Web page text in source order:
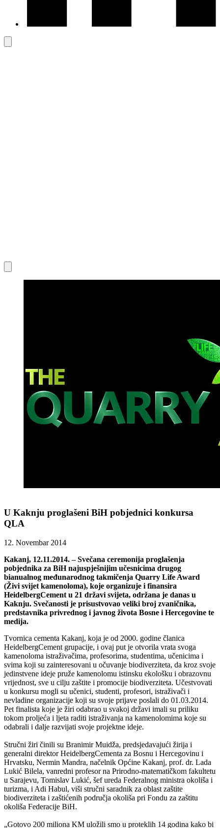
U Kaknju proglašeni BiH pobjednici konkursa
QLA
12. Novembar 2014
Kakanj, 12.11.2014. – Svečana ceremonija proglašenja
pobjednika za BiH najuspješnijim učesnicima drugog
bianualnog međunarodnog takmičenja Quarry Life Award
(Živi svijet kamenoloma), koje organizuje i finansira
HeidelbergCement u 21 državi svijeta, održana je danas u
Kaknju. Svečanosti je prisustvovao veliki broj zvaničnika,
predstavnika privrednog i javnog života Bosne i Hercegovine te
medija.
Tvornica cementa Kakanj, koja je od 2000. godine članica
HeidelbergCement grupacije, i ovaj put je otvorila vrata svoga
kamenoloma istraživačima, profesorima, studentima, učenicima i
svima koji su zainteresovani u očuvanje biodiverziteta, da kroz svoje
jedinstvene ideje pruže kamenolomu istinsku ekološku i obrazovnu
vrijednost, sve u cilju zaštite i promocije biodiverziteta. Učestvovati
u konkursu mogli su učenici, studenti, profesori, istraživači i
nevladine organizacije koji su svoje prijave poslali do 01.03.2014.
Pet finalista koje je žiri odabrao u svakoj državi imali su priliku
tokom proljeća i ljeta raditi istraživanja na kamenolomima koje su
odabrali i dalje razvijati svoje projektne ideje.
Stručni žiri činili su Branimir Muidža, predsjedavajući žirija i
generalni direktor HeidelbergCementa za Bosnu i Hercegovinu i
Hrvatsku, Nermin Mandra, načelnik Općine Kakanj, prof. dr. Lada
Lukić Bilela, vanredni profesor na Prirodno-matematičkom fakultetu
u Sarajevu, Tomislav Lukić, šef ureda Federalnog ministra okoliša i
turizma, i Adi Habul, viši stručni saradnik za oblast zaštite
biodiverziteta i zaštićenih područja okoliša pri Fondu za zaštitu
okoliša Federacije BiH.
„Gotovo 200 miliona KM uložili smo u proteklih 14 godina kako bi